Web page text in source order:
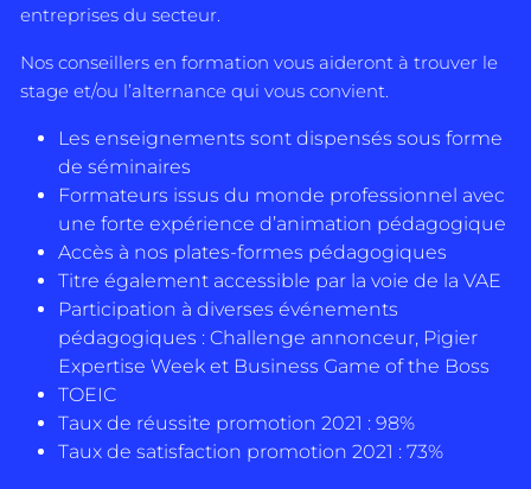
entreprises du secteur.
Nos conseillers en formation vous aideront à trouver le
stage et/ou l’alternance qui vous convient.
Les enseignements sont dispensés sous forme
de séminaires
Formateurs issus du monde professionnel avec
une forte expérience d’animation pédagogique
Accès à nos plates-formes pédagogiques
Titre également accessible par la voie de la VAE
Participation à diverses événements
pédagogiques : Challenge annonceur, Pigier
Expertise Week et Business Game of the Boss
TOEIC
Taux de réussite promotion 2021 : 98%
Taux de satisfaction promotion 2021 : 73%